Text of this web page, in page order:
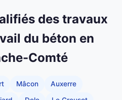
des travaux
du béton en
Comté
Mâcon Auxerre